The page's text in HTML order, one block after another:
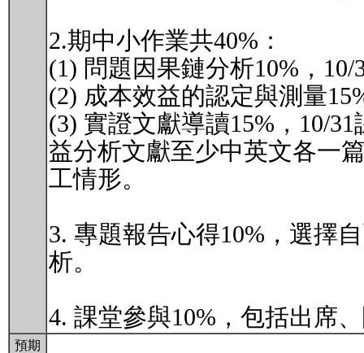
2.期中小作業共40%：
(1) 問題因果鏈分析10%，
(2) 成本效益的認定與測量
(3) 實證文獻導讀15%，10/
益分析文獻至少中英文各一
工情形。
3. 專題報告心得10%，選擇
析。
4. 課堂參與10%，包括出席
預期